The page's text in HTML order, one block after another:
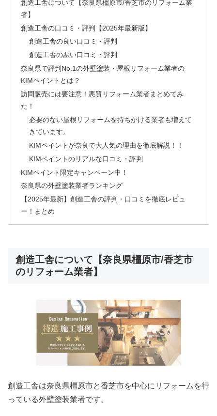
創造工舎について【奈良県橿原市/香芝市のリフォーム業
者】
創造工舎の口コミ・評判【2025年最新版】
創造工舎の良い口コミ・評判
創造工舎の悪い口コミ・評判
奈良県で評判No.1の外壁塗装・屋根リフォーム業者の
KIMペイントとは？
訪問販売には要注意！悪質リフォーム業者まとめてみ
た！
必要のない屋根リフォームを持ちかける業者も増えて
きています。
KIMペイントが奈良で大人気の理由を徹底解説！！
KIMペイントのリアルな口コミ・評判
KIMペイント限定キャンペーン中！
奈良県の外壁塗装業者ランキング
【2025年最新】創造工舎の評判・口コミを徹底レビュ
ー！まとめ
創造工舎について【奈良県橿原市/香芝市
のリフォーム業者】
創造工舎は奈良県橿原市と香芝市を中心にリフォームを行
っている外壁塗装業者です。